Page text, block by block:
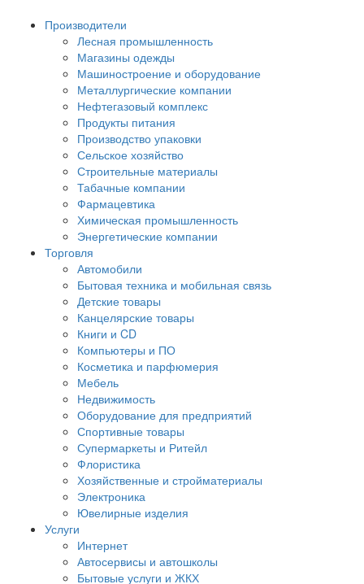
Производители
Лесная промышленность
Магазины одежды
Машиностроение и оборудование
Металлургические компании
Нефтегазовый комплекс
Продукты питания
Производство упаковки
Сельское хозяйство
Строительные материалы
Табачные компании
Фармацевтика
Химическая промышленность
Энергетические компании
Торговля
Автомобили
Бытовая техника и мобильная связь
Детские товары
Канцелярские товары
Книги и CD
Компьютеры и ПО
Косметика и парфюмерия
Мебель
Недвижимость
Оборудование для предприятий
Спортивные товары
Супермаркеты и Ритейл
Флористика
Хозяйственные и стройматериалы
Электроника
Ювелирные изделия
Услуги
Интернет
Автосервисы и автошколы
Бытовые услуги и ЖКХ